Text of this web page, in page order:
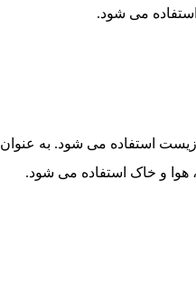
استفاده می شود.
هوا و خاک استفاده می شود.